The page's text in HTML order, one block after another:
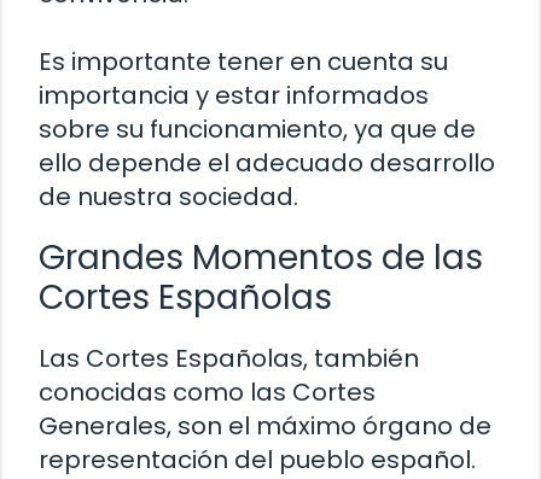
Es importante tener en cuenta su
importancia y estar informados
sobre su funcionamiento, ya que de
ello depende el adecuado desarrollo
de nuestra sociedad.
Grandes Momentos de las
Cortes Españolas
Las Cortes Españolas, también
conocidas como las Cortes
Generales, son el máximo órgano de
representación del pueblo español.